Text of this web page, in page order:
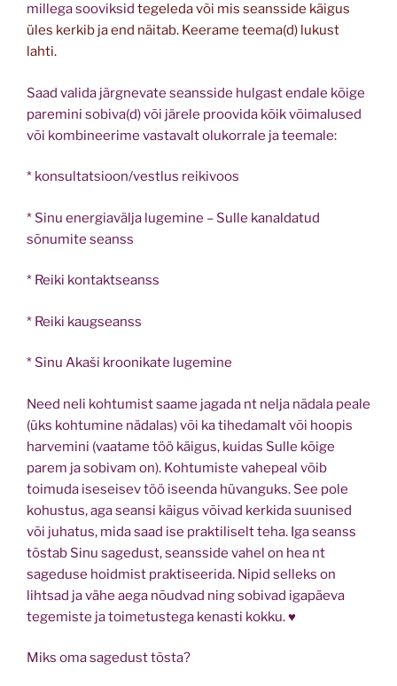
millega sooviksid tegeleda või mis seansside käigus
üles kerkib ja end näitab. Keerame teema(d) lukust
lahti.
Saad valida järgnevate seansside hulgast endale kõige
paremini sobiva(d) või järele proovida kõik võimalused
või kombineerime vastavalt olukorrale ja teemale:
* konsultatsioon/vestlus reikivoos
* Sinu energiavälja lugemine – Sulle kanaldatud
sõnumite seanss
* Reiki kontaktseanss
* Reiki kaugseanss
* Sinu Akaši kroonikate lugemine
Need neli kohtumist saame jagada nt nelja nädala peale
(üks kohtumine nädalas) või ka tihedamalt või hoopis
harvemini (vaatame töö käigus, kuidas Sulle kõige
parem ja sobivam on). Kohtumiste vahepeal võib
toimuda iseseisev töö iseenda hüvanguks. See pole
kohustus, aga seansi käigus võivad kerkida suunised
või juhatus, mida saad ise praktiliselt teha. Iga seanss
tõstab Sinu sagedust, seansside vahel on hea nt
sageduse hoidmist praktiseerida. Nipid selleks on
lihtsad ja vähe aega nõudvad ning sobivad igapäeva
tegemiste ja toimetustega kenasti kokku. ♥
Miks oma sagedust tõsta?